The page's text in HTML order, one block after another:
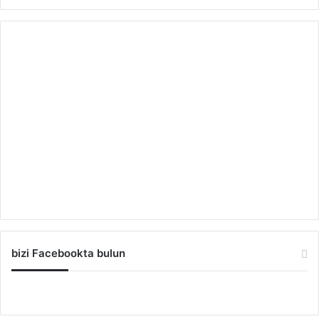
bizi Facebookta bulun